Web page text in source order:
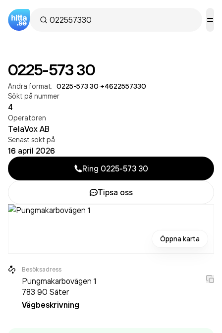
0225-573 30
Andra format: 0225-573 30 +4622557330
Sökt på nummer
4
Operatören
TelaVox AB
Senast sökt på
16 april 2026
Ring 0225-573 30
Tipsa oss
Öppna karta
Besöksadress
Pungmakarbovägen 1
783 90 Säter
Vägbeskrivning